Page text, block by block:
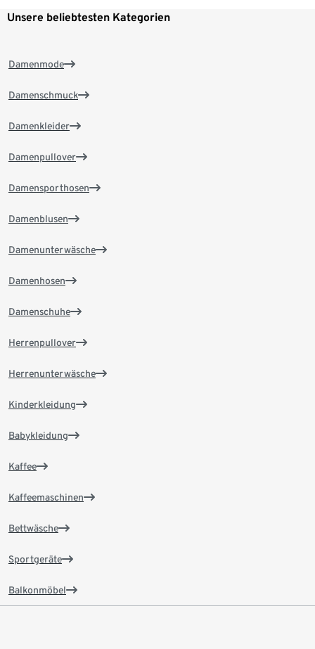
Unsere beliebtesten Kategorien
Damenmode
Damenschmuck
Damenkleider
Damenpullover
Damensporthosen
Damenblusen
Damenunterwäsche
Damenhosen
Damenschuhe
Herrenpullover
Herrenunterwäsche
Kinderkleidung
Babykleidung
Kaffee
Kaffeemaschinen
Bettwäsche
Sportgeräte
Balkonmöbel